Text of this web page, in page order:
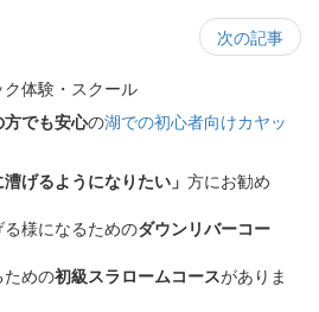
次の記事
体験・スクール
でも安心の湖での初心者向けカヤッ
漕げるようになりたい」 方にお勧め
様になるためのダウンリバーコー
ための初級スラロームコースがありま